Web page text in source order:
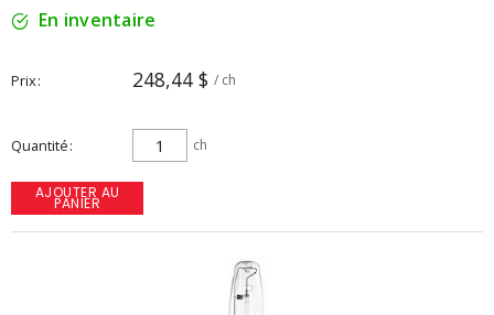
En inventaire
Prix 248,44 $ / ch
Quantité ch
AJOUTER AU
PANIER